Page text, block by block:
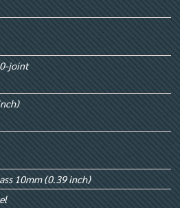
joint
10mm (0.39 inch)